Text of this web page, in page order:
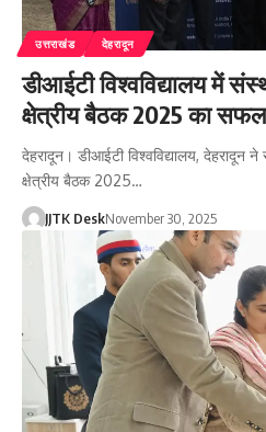
उत्तराखंड देहरादून
डीआईटी विश्वविद्यालय में
क्षेत्रीय बैठक 2025 का
देहरादून। डीआईटी विश्वविद्यालय, देहरादून
क्षेत्रीय बैठक 2025…
JJTK DeskNovember 30, 2025